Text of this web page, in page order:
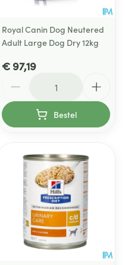
Royal Canin Dog Neutered
Adult Large Dog Dry 12kg
€ 97,19
Bestel